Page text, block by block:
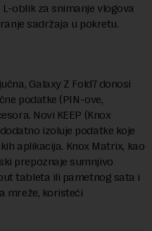
oblik za snimanje vlogova
sadržaja u pokretu.
Galaxy Z Fold7 donosi
podatke (PIN-ove,
Novi KEEP (Knox
izoluje podatke koje
aplikacija. Knox Matrix, kao
prepoznaje sumnjivo
tableta ili pametnog sata i
mreže, koristeći